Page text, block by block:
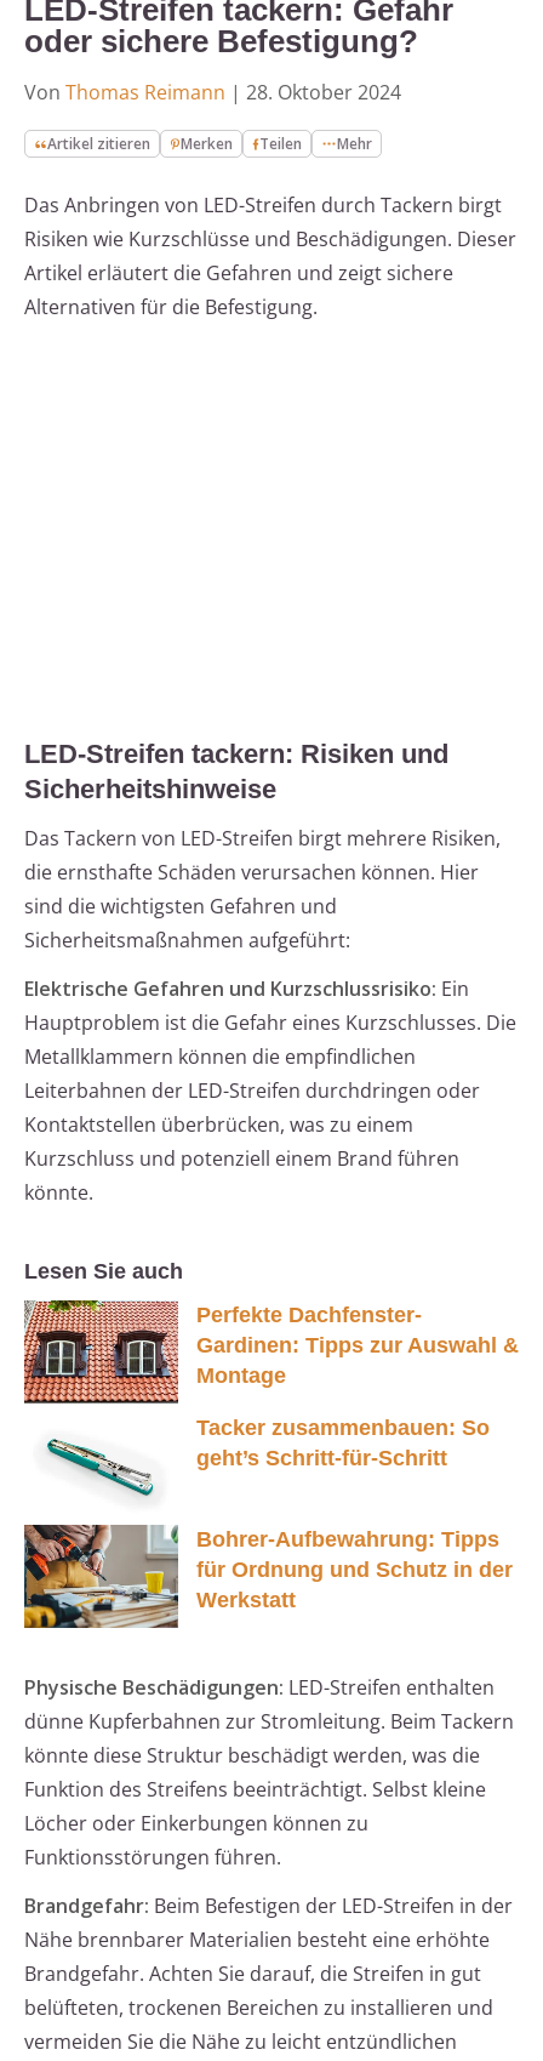
LED-Streifen tackern: Gefahr
oder sichere Befestigung?
Von Thomas Reimann | 28. Oktober 2024
Artikel zitieren Merken Teilen Mehr
Das Anbringen von LED-Streifen durch Tackern birgt
Risiken wie Kurzschlüsse und Beschädigungen. Dieser
Artikel erläutert die Gefahren und zeigt sichere
Alternativen für die Befestigung.
LED-Streifen tackern: Risiken und
Sicherheitshinweise
Das Tackern von LED-Streifen birgt mehrere Risiken,
die ernsthafte Schäden verursachen können. Hier
sind die wichtigsten Gefahren und
Sicherheitsmaßnahmen aufgeführt:
Elektrische Gefahren und Kurzschlussrisiko: Ein
Hauptproblem ist die Gefahr eines Kurzschlusses. Die
Metallklammern können die empfindlichen
Leiterbahnen der LED-Streifen durchdringen oder
Kontaktstellen überbrücken, was zu einem
Kurzschluss und potenziell einem Brand führen
könnte.
Lesen Sie auch
Perfekte Dachfenster-
Gardinen: Tipps zur Auswahl &
Montage
Tacker zusammenbauen: So
geht’s Schritt-für-Schritt
Bohrer-Aufbewahrung: Tipps
für Ordnung und Schutz in der
Werkstatt
Physische Beschädigungen: LED-Streifen enthalten
dünne Kupferbahnen zur Stromleitung. Beim Tackern
könnte diese Struktur beschädigt werden, was die
Funktion des Streifens beeinträchtigt. Selbst kleine
Löcher oder Einkerbungen können zu
Funktionsstörungen führen.
Brandgefahr: Beim Befestigen der LED-Streifen in der
Nähe brennbarer Materialien besteht eine erhöhte
Brandgefahr. Achten Sie darauf, die Streifen in gut
belüfteten, trockenen Bereichen zu installieren und
vermeiden Sie die Nähe zu leicht entzündlichen